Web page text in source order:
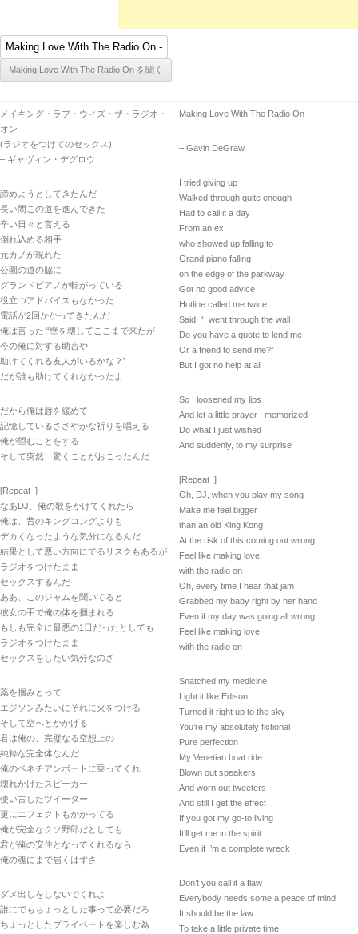
メイキング・ラブ・ウィズ・ザ・ラジオ・
オン
(ラジオをつけてのセックス)
– ギャヴィン・デグロウ
諦めようとしてきたんだ
長い間この道を進んできた
辛い日々と言える
倒れ込める相手
元カノが現れた
公園の道の脇に
グランドピアノが転がっている
役立つアドバイスもなかった
電話が2回かかってきたんだ
俺は言った “壁を壊してここまで来たが
今の俺に対する助言や
助けてくれる友人がいるかな？”
だが誰も助けてくれなかったよ
だから俺は唇を緩めて
記憶しているささやかな祈りを唱える
俺が望むことをする
そして突然、驚くことがおこったんだ
[Repeat :]
なあDJ、俺の歌をかけてくれたら
俺は、昔のキングコングよりも
デカくなったような気分になるんだ
結果として悪い方向にでるリスクもあるが
ラジオをつけたまま
セックスするんだ
ああ、このジャムを聞いてると
彼女の手で俺の体を掴まれる
もしも完全に最悪の1日だったとしても
ラジオをつけたまま
セックスをしたい気分なのさ
薬を掴みとって
エジソンみたいにそれに火をつける
そして空へとかかげる
君は俺の、完璧なる空想上の
純粋な完全体なんだ
俺のベネチアンボートに乗ってくれ
壊れかけたスピーカー
使い古したツイーター
更にエフェクトもかかってる
俺が完全なクソ野郎だとしても
君が俺の安住となってくれるなら
俺の魂にまで届くはずさ
ダメ出しをしないでくれよ
誰にでもちょっとした事って必要だろ
ちょっとしたプライベートを楽しむ為
Making Love With The Radio On
– Gavin DeGraw
I tried giving up
Walked through quite enough
Had to call it a day
From an ex
who showed up falling to
Grand piano falling
on the edge of the parkway
Got no good advice
Hotline called me twice
Said, “I went through the wall
Do you have a quote to lend me
Or a friend to send me?”
But I got no help at all
So I loosened my lips
And let a little prayer I memorized
Do what I just wished
And suddenly, to my surprise
[Repeat :]
Oh, DJ, when you play my song
Make me feel bigger
than an old King Kong
At the risk of this coming out wrong
Feel like making love
with the radio on
Oh, every time I hear that jam
Grabbed my baby right by her hand
Even if my day was going all wrong
Feel like making love
with the radio on
Snatched my medicine
Light it like Edison
Turned it right up to the sky
You’re my absolutely fictional
Pure perfection
My Venetian boat ride
Blown out speakers
And worn out tweeters
And still I get the effect
If you got my go-to living
It’ll get me in the spirit
Even if I’m a complete wreck
Don’t you call it a flaw
Everybody needs some a peace of mind
It should be the law
To take a little private time